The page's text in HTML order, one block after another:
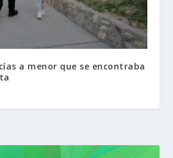
a menor que se encontraba